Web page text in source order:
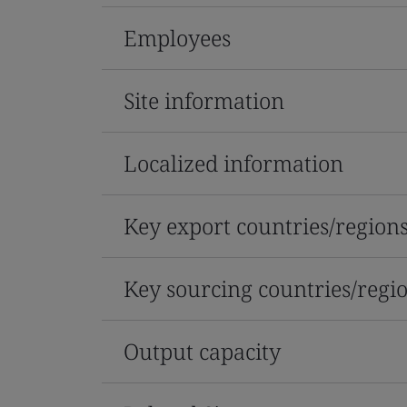
Employees
Site information
Localized information
Key export countries/regions
Key sourcing countries/
Output capacity